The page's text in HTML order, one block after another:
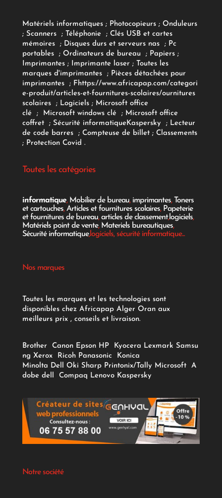
Matériels informatiques; Photocopieurs; Onduleurs
; Scanners ; Téléphonie ; Clés USB et cartes
mémoires
; Disques durs et serveurs nas ; Pc
portables
; Ordinateurs de bureau ; Papiers;
Imprimantes;Imprimante laser; Toutes les
marques d'imprimantes
; Pièces détachées pour
imprimantes
; Fhttps://www.africapap.com/categori
e-produit/articles-et-fournitures-scolaires/ournitures
scolaires; Logiciels ; Microsoft office
clé
; Microsoft windows clé; Microsoft office
coffret ; Sécurité informatiqueKaspersky ; Lecteur
de code barres
; Compteuse de billet; Classements
; Protection Covid .
Toutes les catégories
informatique, Mobilier de bureau, imprimantes, Toners
et cartouches,Articles et fournitures scolaires, Papeterie
et fournitures de bureau,articles de classement,logiciels,
Matériels point de vente, Materiels bureautiques,
Sécurité informatique,logiciels, sécurité informatique...
Nos marques
Toutes les marques et les technologies sont
disponibles chez Africapap Alger Oran aux
meilleurs prix , conseils et livraison.
Brother Canon Epson HP Kyocera Lexmark Samsu
ng Xerox Ricoh Panasonic
Konica
Minolta Dell Oki Sharp Printonix/Tally Microsoft
A
dobe dell Compaq Lenovo Kaspersky
Notre société